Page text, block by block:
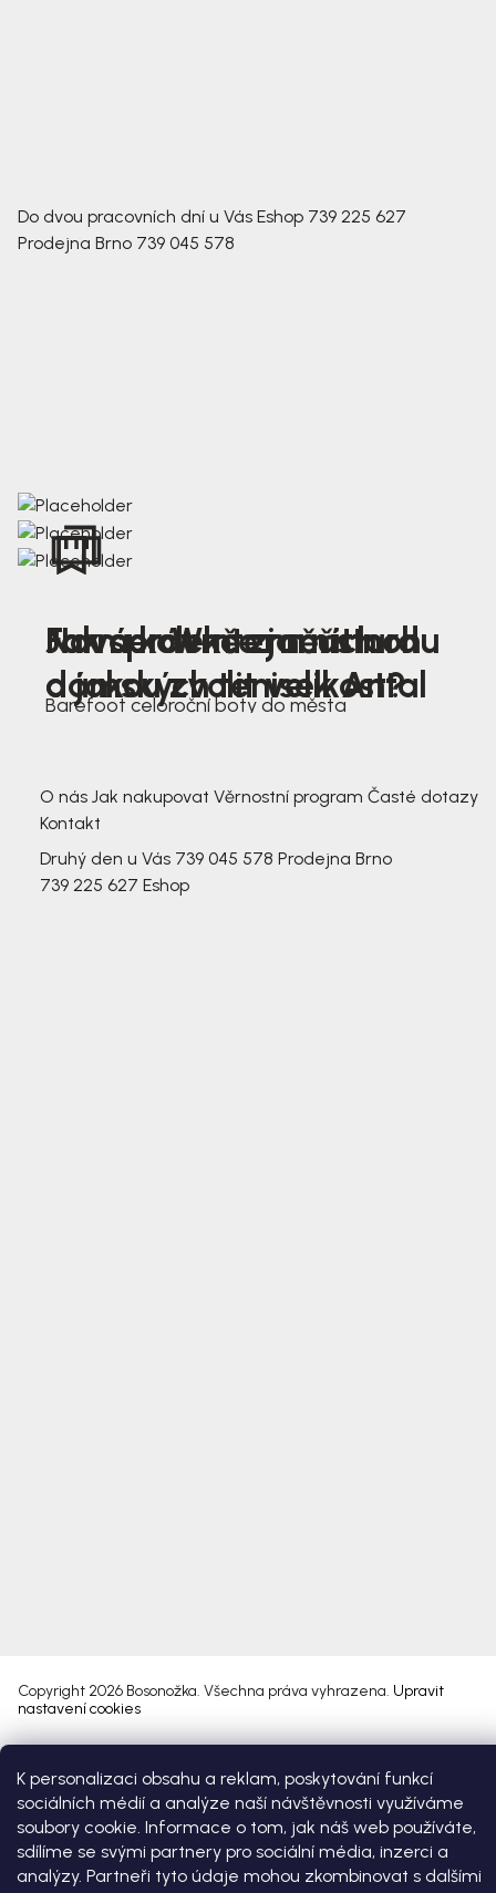
K personalizaci obsahu a reklam, poskytování funkcí
sociálních médií a analýze naší návštěvnosti využíváme
soubory cookie. Informace o tom, jak náš web používáte,
sdílíme se svými partnery pro sociální média, inzerci a
analýzy. Partneři tyto údaje mohou zkombinovat s dalšími
Do dvou pracovních dní u Vás Eshop 739 225 627
Prodejna Brno 739 045 578
Nová kolekce jarních
dámských tenisek Antal
Jak správně změřit nohu
a jakou zvolit velikost?
Farmer Winter mustard
Barefoot celoroční boty do města
O nás Jak nakupovat Věrnostní program Časté dotazy
Kontakt
Druhý den u Vás 739 045 578 Prodejna Brno
739 225 627 Eshop
Copyright 2026 Bosonožka. Všechna práva vyhrazena. Upravit
nastavení cookies